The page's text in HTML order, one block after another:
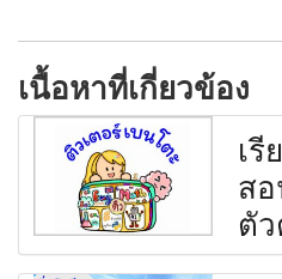
เนื้อหาที่เกี่ยวข้อง
เ
ส
ตั